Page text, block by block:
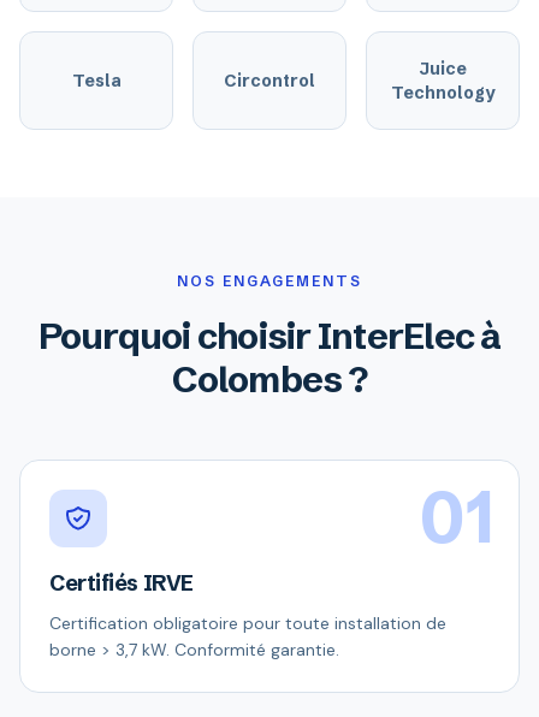
Tesla Circontrol
Juice
Technology
NOS ENGAGEMENTS
Pourquoi choisir InterElec à
Colombes ?
01
Certifiés IRVE
Certification obligatoire pour toute installation de
borne > 3,7 kW. Conformité garantie.